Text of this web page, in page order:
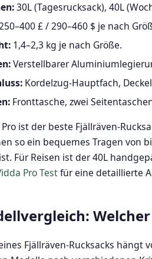
30L (Tagesrucksack), 40L
£ / 290–460 $ je nach
1,4–2,3 kg je nach Größe.
Verstellbarer
Kordelzug-Hauptfach,
Fronttasche, zwei
Pro ist der beste Fjällräven-
so ein bequemes Tragen von
Für Reisen ist der 40L
Pro Testfür eine detaillierte
Fjällräven-Rucksacks